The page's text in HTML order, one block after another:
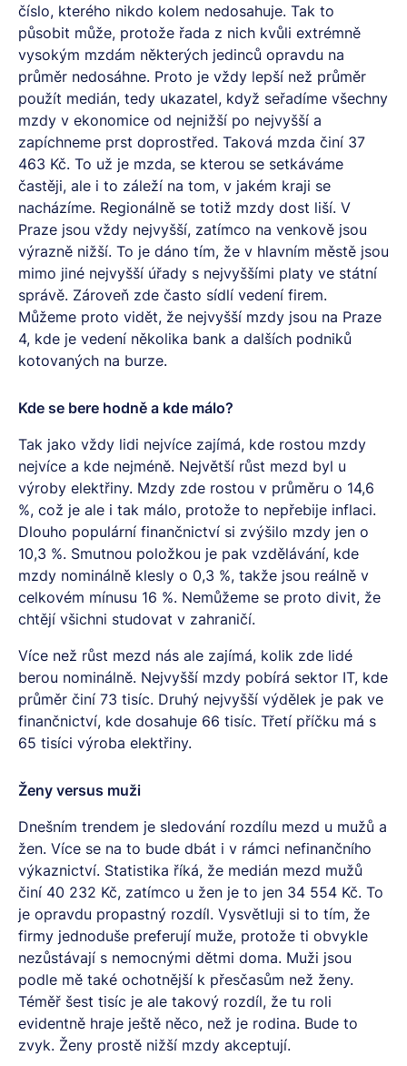
číslo, kterého nikdo kolem nedosahuje. Tak to
působit může, protože řada z nich kvůli extrémně
vysokým mzdám některých jedinců opravdu na
průměr nedosáhne. Proto je vždy lepší než průměr
použít medián, tedy ukazatel, když seřadíme všechny
mzdy v ekonomice od nejnižší po nejvyšší a
zapíchneme prst doprostřed. Taková mzda činí 37
463 Kč. To už je mzda, se kterou se setkáváme
častěji, ale i to záleží na tom, v jakém kraji se
nacházíme. Regionálně se totiž mzdy dost liší. V
Praze jsou vždy nejvyšší, zatímco na venkově jsou
výrazně nižší. To je dáno tím, že v hlavním městě jsou
mimo jiné nejvyšší úřady s nejvyššími platy ve státní
správě. Zároveň zde často sídlí vedení firem.
Můžeme proto vidět, že nejvyšší mzdy jsou na Praze
4, kde je vedení několika bank a dalších podniků
kotovaných na burze.
Kde se bere hodně a kde málo?
Tak jako vždy lidi nejvíce zajímá, kde rostou mzdy
nejvíce a kde nejméně. Největší růst mezd byl u
výroby elektřiny. Mzdy zde rostou v průměru o 14,6
%, což je ale i tak málo, protože to nepřebije inflaci.
Dlouho populární finančnictví si zvýšilo mzdy jen o
10,3 %. Smutnou položkou je pak vzdělávání, kde
mzdy nominálně klesly o 0,3 %, takže jsou reálně v
celkovém mínusu 16 %. Nemůžeme se proto divit, že
chtějí všichni studovat v zahraničí.
Více než růst mezd nás ale zajímá, kolik zde lidé
berou nominálně. Nejvyšší mzdy pobírá sektor IT, kde
průměr činí 73 tisíc. Druhý nejvyšší výdělek je pak ve
finančnictví, kde dosahuje 66 tisíc. Třetí příčku má s
65 tisíci výroba elektřiny.
Ženy versus muži
Dnešním trendem je sledování rozdílu mezd u mužů a
žen. Více se na to bude dbát i v rámci nefinančního
výkaznictví. Statistika říká, že medián mezd mužů
činí 40 232 Kč, zatímco u žen je to jen 34 554 Kč. To
je opravdu propastný rozdíl. Vysvětluji si to tím, že
firmy jednoduše preferují muže, protože ti obvykle
nezůstávají s nemocnými dětmi doma. Muži jsou
podle mě také ochotnější k přesčasům než ženy.
Téměř šest tisíc je ale takový rozdíl, že tu roli
evidentně hraje ještě něco, než je rodina. Bude to
zvyk. Ženy prostě nižší mzdy akceptují.